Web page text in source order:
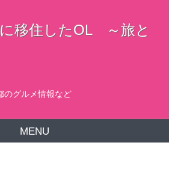
移住したOL ～旅と
のグルメ情報など
MENU